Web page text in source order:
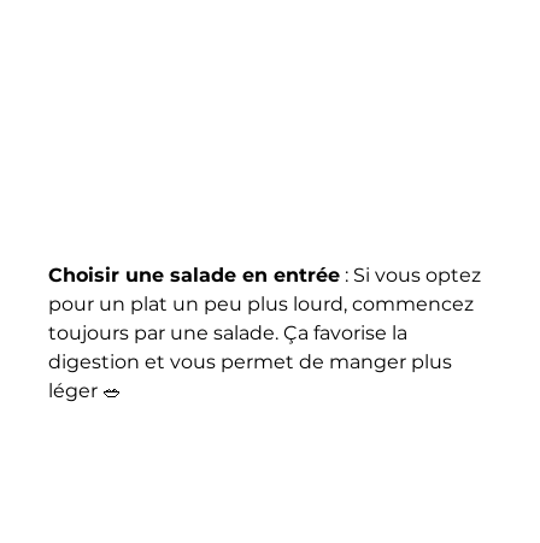
Choisir une salade en entrée : Si vous optez
pour un plat un peu plus lourd, commencez
toujours par une salade. Ça favorise la
digestion et vous permet de manger plus
léger 🥗